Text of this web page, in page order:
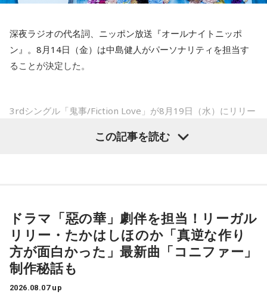
――以前から痛みはあったのでしょうか？
山田「痛みがない範囲でできていたのですが、痛みの場所が
動いてしまって、数ミリでも痛みの場所が動くだけで痛みが
変わってくるので」
――実戦復帰まで4ヶ月という診断のもと、ファームで最初に
ラーが出たり、身体との感覚がつながりずらかったりするな
かで、本当にトレーナーさんのおかげでうまくやっていただ
きました」
――石垣島で自主トレをともにした後輩である篠原響投手の
活躍をどうご覧になられましたか？
深夜ラジオの代名詞、ニッポン放送『オールナイトニッポ
ン』。8月14日（金）は中島健人がパーソナリティを担当す
ることが決定した。
3rdシングル「鬼事/Fiction Love」が8月19日（水）にリリー
ティを初めて担当する。番組では、新曲「鬼事/Fiction
盛りだくさんの内容でお届けする一夜限りの特別番組『中島
健人のオールナイトニッポン』は8月14日(金)25時からニッポ
ン放送をキーステーションに全国ネットで放送。
この記事を読む
ドラマ「惡の華」劇伴を担当！リーガル
リリー・たかはしほのか「真逆な作り
方が面白かった」最新曲「コニファー」
制作秘話も
2026.08.07 up